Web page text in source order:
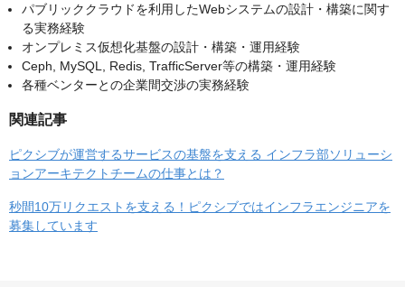
パブリッククラウドを利用したWebシステムの設計・構築に関す
る実務経験
オンプレミス仮想化基盤の設計・構築・運用経験
Ceph, MySQL, Redis, TrafficServer等の構築・運用経験
各種ベンターとの企業間交渉の実務経験
関連記事
ピクシブが運営するサービスの基盤を支える インフラ部ソリューシ
ョンアーキテクトチームの仕事とは？
秒間10万リクエストを支える！ピクシブではインフラエンジニアを
募集しています